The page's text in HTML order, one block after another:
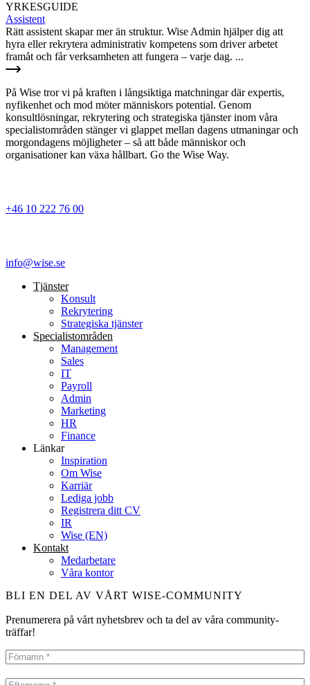
YRKESGUIDE
Assistent
Rätt assistent skapar mer än struktur. Wise Admin hjälper dig att
hyra eller rekrytera administrativ kompetens som driver arbetet
framåt och får verksamheten att fungera – varje dag. ...
På Wise tror vi på kraften i långsiktiga matchningar där expertis,
nyfikenhet och mod möter människors potential. Genom
konsultlösningar, rekrytering och strategiska tjänster inom våra
specialistområden stänger vi glappet mellan dagens utmaningar och
morgondagens möjligheter – så att både människor och
organisationer kan växa hållbart. Go the Wise Way.
+46 10 222 76 00
info@wise.se
Tjänster
Konsult
Rekrytering
Strategiska tjänster
Specialist­områden
Management
Sales
IT
Payroll
Admin
Marketing
HR
Finance
Länkar
Inspiration
Om Wise
Karriär
Lediga jobb
Registrera ditt CV
IR
Wise (EN)
Kontakt
Medarbetare
Våra kontor
BLI EN DEL AV VÅRT WISE-COMMUNITY
Prenumerera på vårt nyhetsbrev och ta del av våra community-
träffar!